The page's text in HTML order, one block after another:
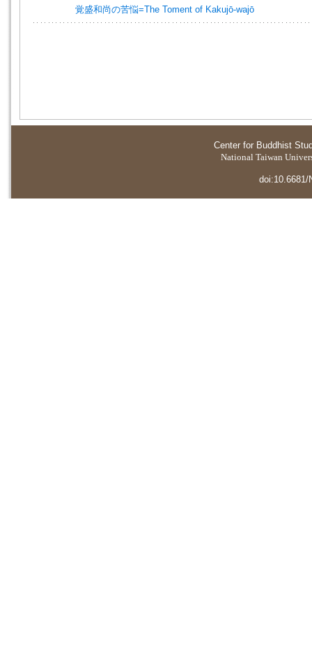
覚盛和尚の苦悩=The Toment of Kakujō-wajō
Center for Buddhist
National Taiwan
doi:10.6681/